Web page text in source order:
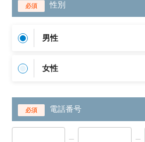
必須 性別
男性
女性
必須 電話番号